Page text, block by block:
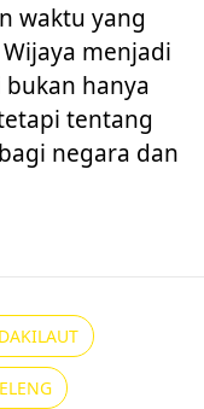
waktu yang
menjadi
hanya
tentang
negara dan